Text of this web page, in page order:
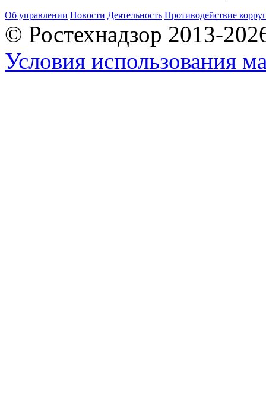
Об управлении Новости Деятельность Противодействие
© Ростехнадзор 2013-
Условия использования